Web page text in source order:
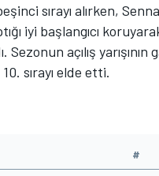
sırayı alırken,
iyi başlangıcı
Sezonun açılış
sırayı elde etti.
#